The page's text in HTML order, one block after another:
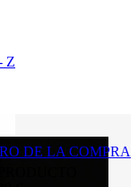
Z
DE LA COMPRA